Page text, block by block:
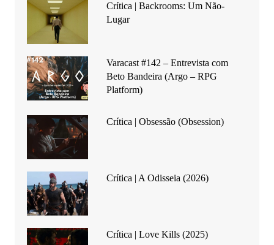
Crítica | Backrooms: Um Não-
Lugar
Varacast #142 – Entrevista com
Beto Bandeira (Argo – RPG
Platform)
Crítica | Obsessão (Obsession)
Crítica | A Odisseia (2026)
Crítica | Love Kills (2025)